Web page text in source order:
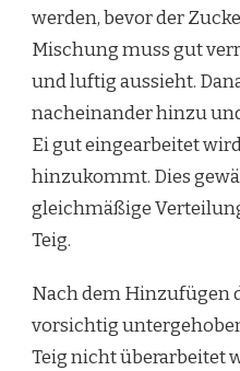
werden, bevor der
Mischung muss gut
und luftig aussieht.
nacheinander hinzu
Ei gut eingearbeitet
hinzukommt. Dies
gleichmäßige
Teig.
Nach dem Hinzufügen
vorsichtig
Teig nicht überarbeitet